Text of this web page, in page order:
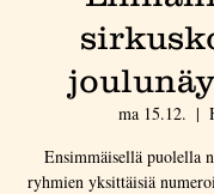
ma 15.12.
  |
Ensimmäisellä puolella
ryhmien yksittäisiä